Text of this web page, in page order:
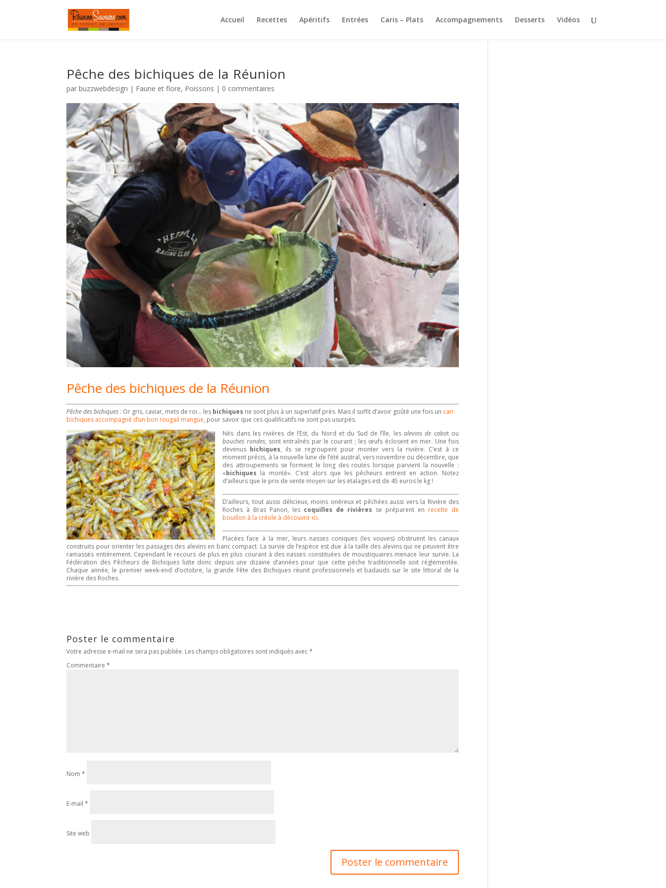
Accueil Recettes Apéritifs Entrées Caris – Plats Accompagnements Desserts Vidéos
Pêche des bichiques de la Réunion
parbuzzwebdesign | Faune et flore, Poissons | 0 commentaires
Pêche des bichiques de la Réunion
Pêche des bichiques : Or gris, caviar, mets de roi… les bichiques ne sont plus à un superlatif près. Mais il suffit d’avoir goûté une fois un cari
bichiques accompagné d’un bon rougail mangue, pour savoir que ces qualificatifs ne sont pas usurpés.
Nés dans les rivières de l’Est, du Nord et du Sud de l’île, lesalevins de cabot ou
bouches rondes, sont entraînés par le courant ; les œufs éclosent en mer. Une fois
devenus bichiques, ils se regroupent pour monter vers la rivière. C’est à ce
moment précis, à la nouvelle lune de l’été austral, vers novembre ou décembre, que
des attroupements se forment le long des routes lorsque parvient la nouvelle :
«bichiques la monté». C’est alors que les pêcheurs entrent en action. Notez
d’ailleurs que le prix de vente moyen sur les étalages est de 45 euros le kg !
D’ailleurs, tout aussi délicieux, moins onéreux et pêchées aussi vers la Rivière des
Roches à Bras Panon, les coquilles de rivières se préparent en recette de
bouillon à la créole à découvrir ici.
Placées face à la mer, leurs nasses coniques (les vouves) obstruent les canaux
construits pour orienter les passages des alevins en banc compact. La survie de l’espèce est due à la taille des alevins qui ne peuvent être
ramassés entièrement. Cependant le recours de plus en plus courant à des nasses constituées de moustiquaires menace leur survie. La
Fédération des Pêcheurs de Bichiques lutte donc depuis une dizaine d’années pour que cette pêche traditionnelle soit réglementée.
Chaque année, le premier week-end d’octobre, la grande Fête des Bichiques réunit professionnels et badauds sur le site littoral de la
rivière des Roches.
Poster le commentaire
Votre adresse e-mail ne sera pas publiée. Les champs obligatoires sont indiqués avec*
Commentaire*
Nom*
E-mail*
Site web